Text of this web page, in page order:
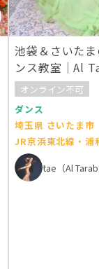
池袋＆さいた
ンス教室｜Al
オンライン不可
ダンス
埼玉県 さいたま市
JR京浜東北線・浦
tae（Al Tarab